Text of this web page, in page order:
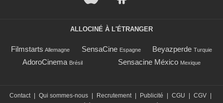
ALLOCINÉ À L'ÉTRANGER
Filmstarts Allemagne SensaCine Espagne Beyazperde Turquie
AdoroCinema Brésil Sensacine México Mexique
Contact Qui sommes-nous Recrutement Publicité CGU CGV